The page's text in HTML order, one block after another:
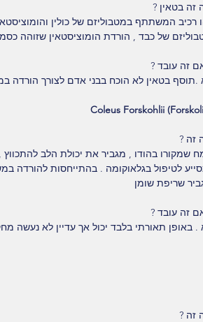
זה בטאין ?
רכיב המשתתף במטבוליזם של כולין
של כבד , הורדת הומוציסטאין שזוהה
זה עובד ?
.תוסף בטאין לא הוכח בבני אדם לצורך הורדה
Coleus Forskohlii
זה ?
שמקורו בהודו , מגביר את יכולת הלב
שריפת שומן
זה עובד ?
. באופן תאורתי בלבד יכול אך עדיין לא נעשה
זה ?